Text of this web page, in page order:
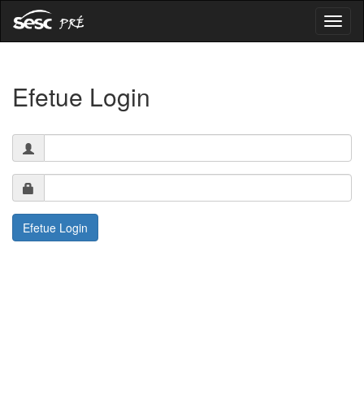
Menu
Efetue Login